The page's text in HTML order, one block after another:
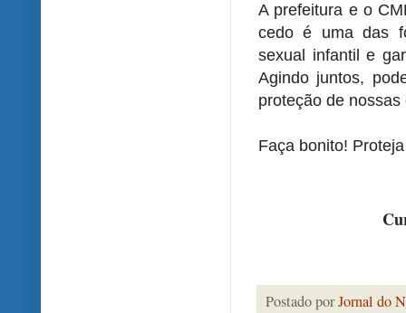
A prefeitura e o
cedo é uma das
sexual infantil e
Agindo juntos,
proteção de
Faça bonito!
Postado porJornal do